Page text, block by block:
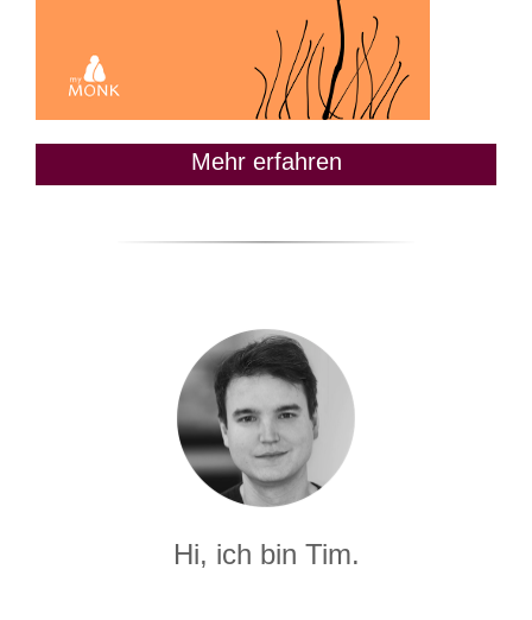
Mehr erfahren
Hi, ich bin Tim.